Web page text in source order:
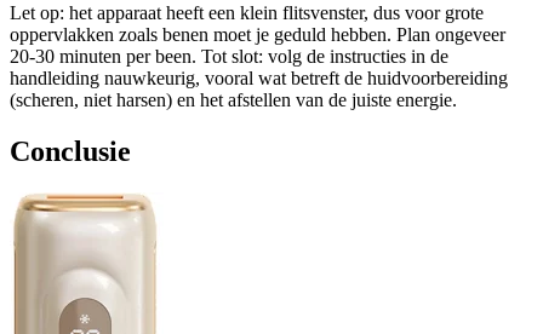
Let op: het apparaat heeft een klein flitsvenster, dus voor grote
oppervlakken zoals benen moet je geduld hebben. Plan ongeveer
20-30 minuten per been. Tot slot: volg de instructies in de
handleiding nauwkeurig, vooral wat betreft de huidvoorbereiding
(scheren, niet harsen) en het afstellen van de juiste energie.
Conclusie